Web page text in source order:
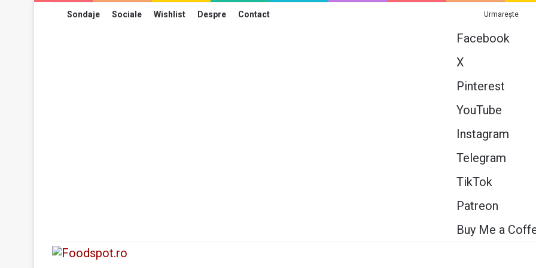
Sondaje Sociale Wishlist Despre Contact Urmarește
Facebook
X
Pinterest
YouTube
Instagram
Telegram
TikTok
Patreon
Buy Me a